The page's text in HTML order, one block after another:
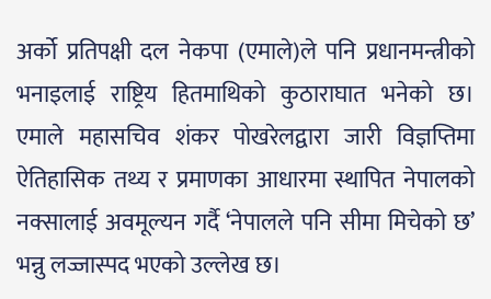
अर्को प्रतिपक्षी दल नेकपा (एमाले)ले पनि प्रधानमन्त्रीको
भनाइलाई राष्ट्रिय हितमाथिको कुठाराघात भनेको छ।
एमाले महासचिव शंकर पोखरेलद्वारा जारी विज्ञप्तिमा
ऐतिहासिक तथ्य र प्रमाणका आधारमा स्थापित नेपालको
नक्सालाई अवमूल्यन गर्दै ‘नेपालले पनि सीमा मिचेको छ’
भन्नु लज्जास्पद भएको उल्लेख छ।